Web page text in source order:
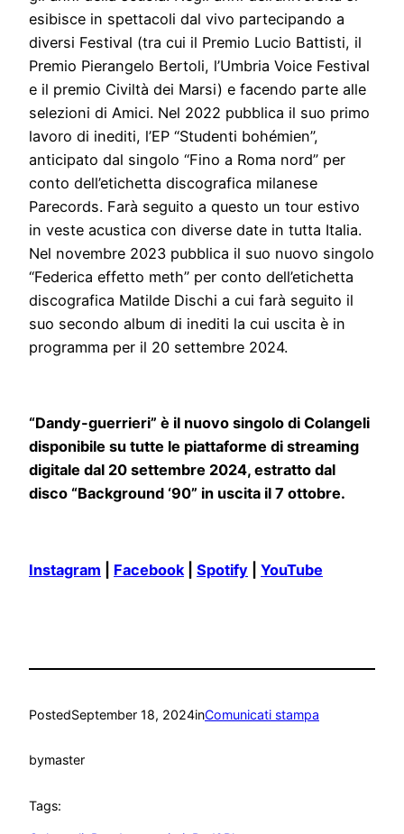
esibisce in spettacoli dal vivo partecipando a
diversi Festival (tra cui il Premio Lucio Battisti, il
Premio Pierangelo Bertoli, l’Umbria Voice Festival
e il premio Civiltà dei Marsi) e facendo parte alle
selezioni di Amici. Nel 2022 pubblica il suo primo
lavoro di inediti, l’EP “Studenti bohémien”,
anticipato dal singolo “Fino a Roma nord” per
conto dell’etichetta discografica milanese
Parecords. Farà seguito a questo un tour estivo
in veste acustica con diverse date in tutta Italia.
Nel novembre 2023 pubblica il suo nuovo singolo
“Federica effetto meth” per conto dell’etichetta
discografica Matilde Dischi a cui farà seguito il
suo secondo album di inediti la cui uscita è in
programma per il 20 settembre 2024.
“Dandy-guerrieri” è il nuovo singolo di Colangeli
disponibile su tutte le piattaforme di streaming
digitale dal 20 settembre 2024, estratto dal
disco “Background ‘90” in uscita il 7 ottobre.
Instagram Facebook| Spotify YouTube
PostedSeptember 18, 2024inComunicati stampa
bymaster
Tags: